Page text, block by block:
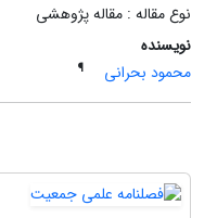
نوع مقاله : مقاله پژوهشی
نویسنده
محمود بحرانی
¶